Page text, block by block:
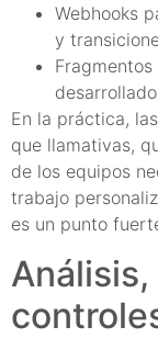
Webhooks
y
En la práctica,
que llamativas,
de los equipos
trabajo
es un punto